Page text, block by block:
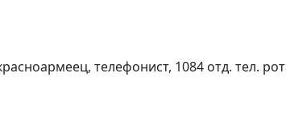
телефонист, 1084 отд. тел.